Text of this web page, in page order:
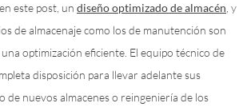
este post, un diseño optimizado de almacén , y
de almacenaje como los de manutención son
optimización eficiente. El equipo técnico de
disposición para llevar adelante sus
de nuevos almacenes o reingeniería de los